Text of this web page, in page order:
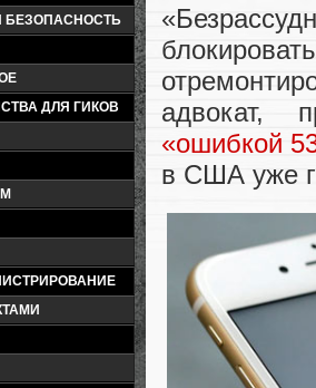
ДЛЯ ГИКОВ
адвокат,
«ошибкой
в США уже